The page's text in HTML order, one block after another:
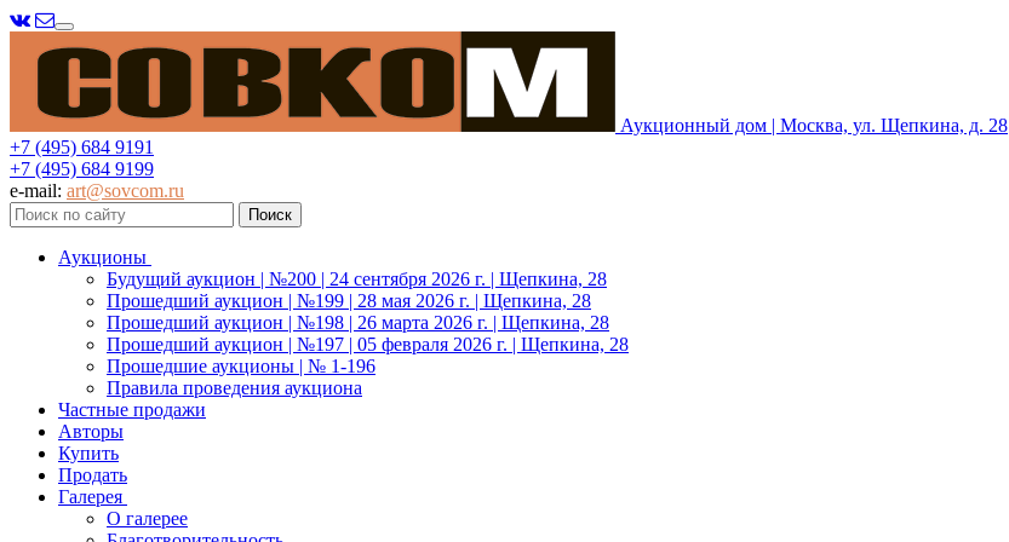
Меню
Аукционный дом | Москва, ул. Щепкина, д. 28
+7 (495) 684 9191
+7 (495) 684 9199
e-mail: art@sovcom.ru
Аукционы
Будущий аукцион | №200 | 24 сентября 2026 г. | Щепкина, 28
Прошедший аукцион | №199 | 28 мая 2026 г. | Щепкина, 28
Прошедший аукцион | №198 | 26 марта 2026 г. | Щепкина, 28
Прошедший аукцион | №197 | 05 февраля 2026 г. | Щепкина, 28
Прошедшие аукционы | № 1-196
Правила проведения аукциона
Частные продажи
Авторы
Купить
Продать
Галерея
О галерее